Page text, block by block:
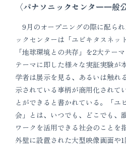
〈パナソニックセンター一般
9月のオープニングの際に配ら
ックセンターは「ユビキタスネッ
「地球環境との共存」を2大テー
テーマに即した様々な実証実験が
学者は展示を見る、あるいは触れ
示されている事柄が商用化されて
とができると書かれている。「ユ
会」とは、いつでも、どこでも、
ワークを活用できる社会のことを
外壁に設置された大型映像画面や